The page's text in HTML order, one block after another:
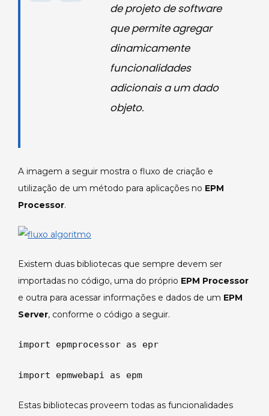
de projeto de software
que permite agregar
dinamicamente
funcionalidades
adicionais a um dado
objeto.
A imagem a seguir mostra o fluxo de criação e
utilização de um método para aplicações no EPM
Processor.
Existem duas bibliotecas que sempre devem ser
importadas no código, uma do próprio EPM Processor
e outra para acessar informações e dados de um EPM
Server, conforme o código a seguir.
import epmprocessor as epr
import epmwebapi as epm
Estas bibliotecas proveem todas as funcionalidades